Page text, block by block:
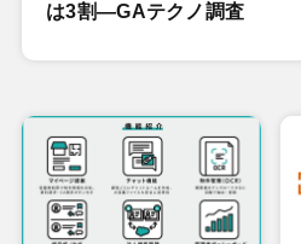
は3割―GAテクノ調査